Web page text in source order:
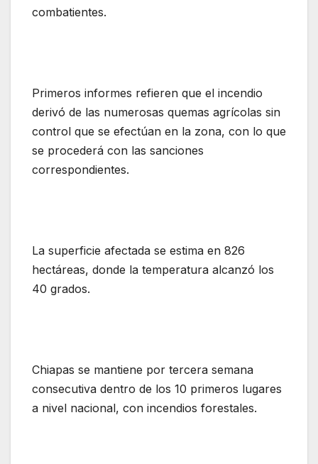
combatientes.
Primeros informes refieren que el incendio
derivó de las numerosas quemas agrícolas sin
control que se efectúan en la zona, con lo que
se procederá con las sanciones
correspondientes.
La superficie afectada se estima en 826
hectáreas, donde la temperatura alcanzó los
40 grados.
Chiapas se mantiene por tercera semana
consecutiva dentro de los 10 primeros lugares
a nivel nacional, con incendios forestales.